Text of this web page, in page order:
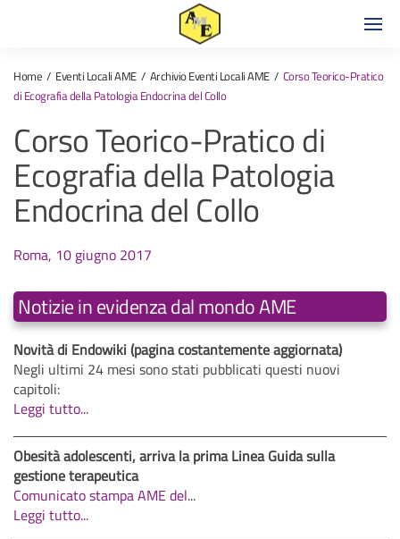
Home Eventi Locali AME Archivio Eventi Locali AME
Corso Teorico-Pratico
di Ecografia della Patologia Endocrina del Collo
Corso Teorico-Pratico di
Ecografia della Patologia
Endocrina del Collo
Roma, 10 giugno 2017
Notizie in evidenza dal mondo AME
Novità di Endowiki (pagina costantemente aggiornata)
Negli ultimi 24 mesi sono stati pubblicati questi nuovi
capitoli:
Leggi tutto...
Obesità adolescenti, arriva la prima Linea Guida sulla
gestione terapeutica
Comunicato stampa AME del...
Leggi tutto...